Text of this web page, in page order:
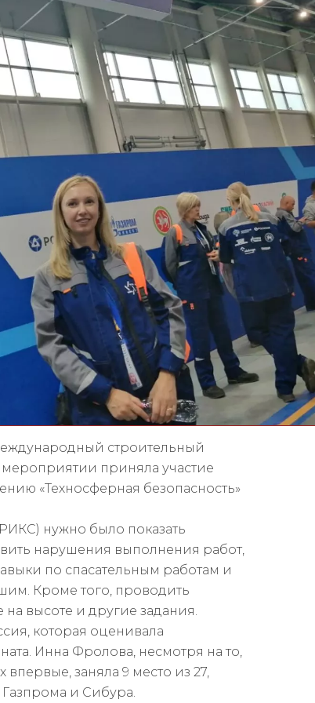
строительный
приняла участие
«Техносферная безопасность»
нужно было показать
нарушения выполнения работ,
по спасательным работам и
Кроме того, проводить
высоте и другие задания.
которая оценивала
Инна Фролова, несмотря на то,
впервые, заняла 9 место из 27,
и Сибура.